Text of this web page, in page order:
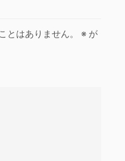
とはありません。 ※ が